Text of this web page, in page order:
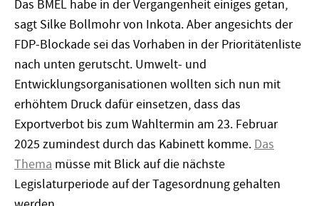
Das BMEL habe in der Vergangenheit einiges getan,
sagt Silke Bollmohr von Inkota. Aber angesichts der
FDP-Blockade sei das Vorhaben in der Prioritätenliste
nach unten gerutscht. Umwelt- und
Entwicklungsorganisationen wollten sich nun mit
erhöhtem Druck dafür einsetzen, dass das
Exportverbot bis zum Wahltermin am 23. Februar
2025 zumindest durch das Kabinett komme. Das
Thema müsse mit Blick auf die nächste
Legislaturperiode auf der Tagesordnung gehalten